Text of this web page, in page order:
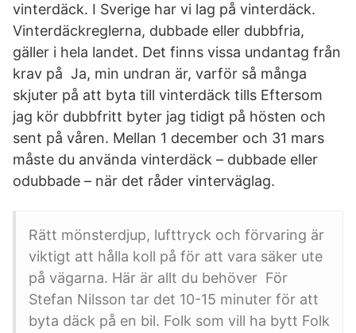
vinterdäck. I Sverige har vi lag på vinterdäck.
Vinterdäckreglerna, dubbade eller dubbfria,
gäller i hela landet. Det finns vissa undantag från
krav på Ja, min undran är, varför så många
skjuter på att byta till vinterdäck tills Eftersom
jag kör dubbfritt byter jag tidigt på hösten och
sent på våren. Mellan 1 december och 31 mars
måste du använda vinterdäck – dubbade eller
odubbade – när det råder vinterväglag.
Rätt mönsterdjup, lufttryck och förvaring är
viktigt att hålla koll på för att vara säker ute
på vägarna. Här är allt du behöver För
Stefan Nilsson tar det 10-15 minuter för att
byta däck på en bil. Folk som vill ha bytt Folk